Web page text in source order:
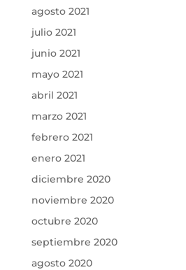
agosto 2021
julio 2021
junio 2021
mayo 2021
abril 2021
marzo 2021
febrero 2021
enero 2021
diciembre 2020
noviembre 2020
octubre 2020
septiembre 2020
agosto 2020